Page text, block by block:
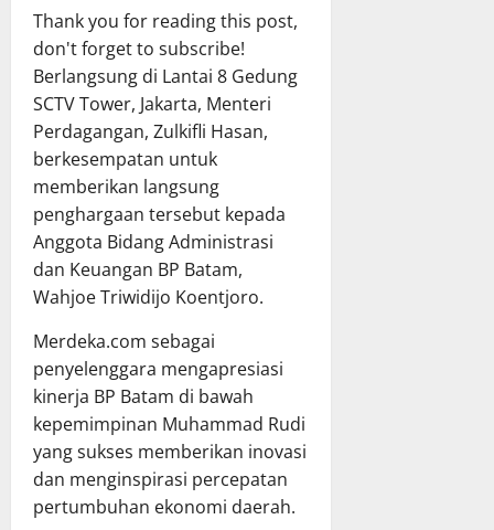
Thank you for reading this post,
don't forget to subscribe!
Berlangsung di Lantai 8 Gedung
SCTV Tower, Jakarta, Menteri
Perdagangan, Zulkifli Hasan,
berkesempatan untuk
memberikan langsung
penghargaan tersebut kepada
Anggota Bidang Administrasi
dan Keuangan BP Batam,
Wahjoe Triwidijo Koentjoro.
Merdeka.com sebagai
penyelenggara mengapresiasi
kinerja BP Batam di bawah
kepemimpinan Muhammad Rudi
yang sukses memberikan inovasi
dan menginspirasi percepatan
pertumbuhan ekonomi daerah.